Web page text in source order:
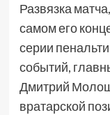
Развязка
самом его
серии
событий,
Дмитрий
вратарской